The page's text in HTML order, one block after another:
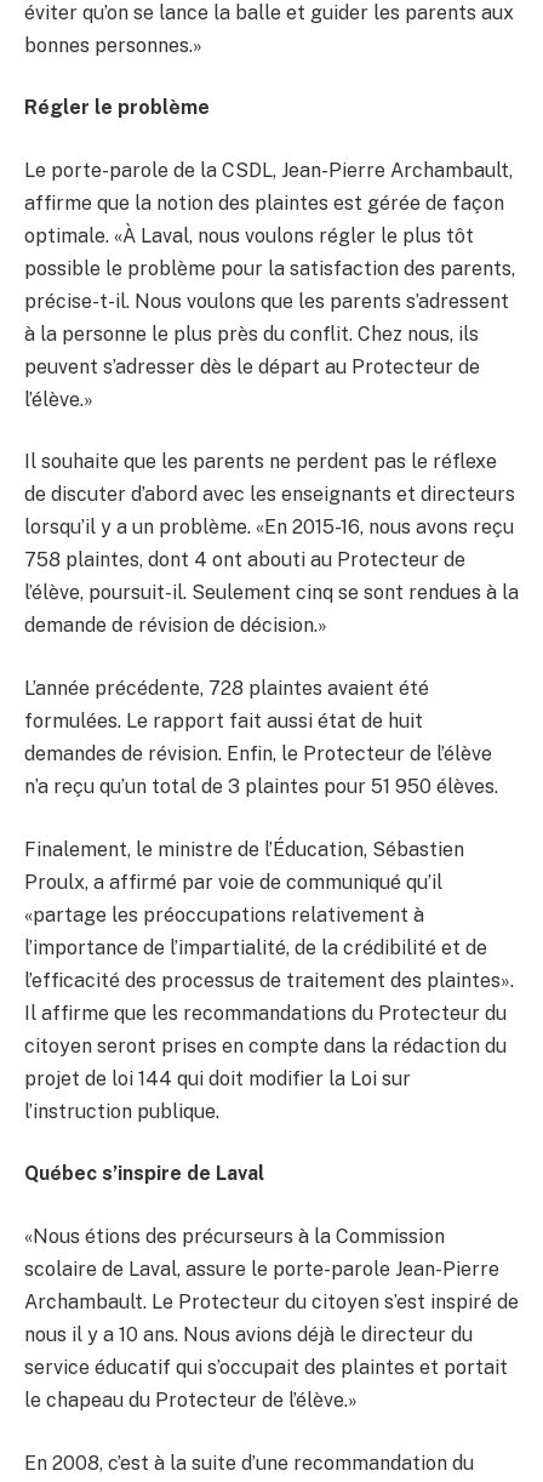
éviter qu’on se lance la balle et guider les parents aux
bonnes personnes.»
Régler le problème
Le porte-parole de la CSDL, Jean-Pierre Archambault,
affirme que la notion des plaintes est gérée de façon
optimale. «À Laval, nous voulons régler le plus tôt
possible le problème pour la satisfaction des parents,
précise-t-il. Nous voulons que les parents s’adressent
à la personne le plus près du conflit. Chez nous, ils
peuvent s’adresser dès le départ au Protecteur de
l’élève.»
Il souhaite que les parents ne perdent pas le réflexe
de discuter d’abord avec les enseignants et directeurs
lorsqu’il y a un problème. «En 2015-16, nous avons reçu
758 plaintes, dont 4 ont abouti au Protecteur de
l’élève, poursuit-il. Seulement cinq se sont rendues à la
demande de révision de décision.»
L’année précédente, 728 plaintes avaient été
formulées. Le rapport fait aussi état de huit
demandes de révision. Enfin, le Protecteur de l’élève
n’a reçu qu’un total de 3 plaintes pour 51 950 élèves.
Finalement, le ministre de l’Éducation, Sébastien
Proulx, a affirmé par voie de communiqué qu’il
«partage les préoccupations relativement à
l’importance de l’impartialité, de la crédibilité et de
l’efficacité des processus de traitement des plaintes».
Il affirme que les recommandations du Protecteur du
citoyen seront prises en compte dans la rédaction du
projet de loi 144 qui doit modifier la Loi sur
l’instruction publique.
Québec s’inspire de Laval
«Nous étions des précurseurs à la Commission
scolaire de Laval, assure le porte-parole Jean-Pierre
Archambault. Le Protecteur du citoyen s’est inspiré de
nous il y a 10 ans. Nous avions déjà le directeur du
service éducatif qui s’occupait des plaintes et portait
le chapeau du Protecteur de l’élève.»
En 2008, c’est à la suite d’une recommandation du